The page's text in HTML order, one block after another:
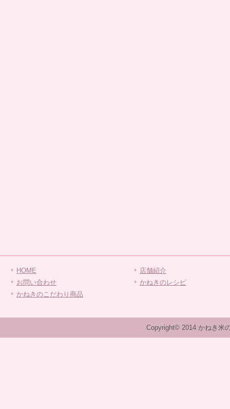
HOME
お問い合わせ
かねきのこだわり商品
店舗紹介
かねきのレシピ
Copyright© 2014 かねき米